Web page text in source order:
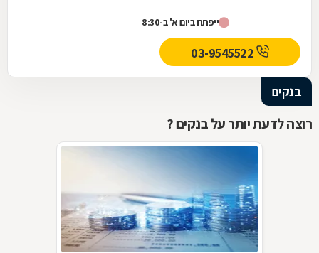
ייפתח ביום א' ב-8:30
בנקים
רוצה לדעת יותר על בנקים ?